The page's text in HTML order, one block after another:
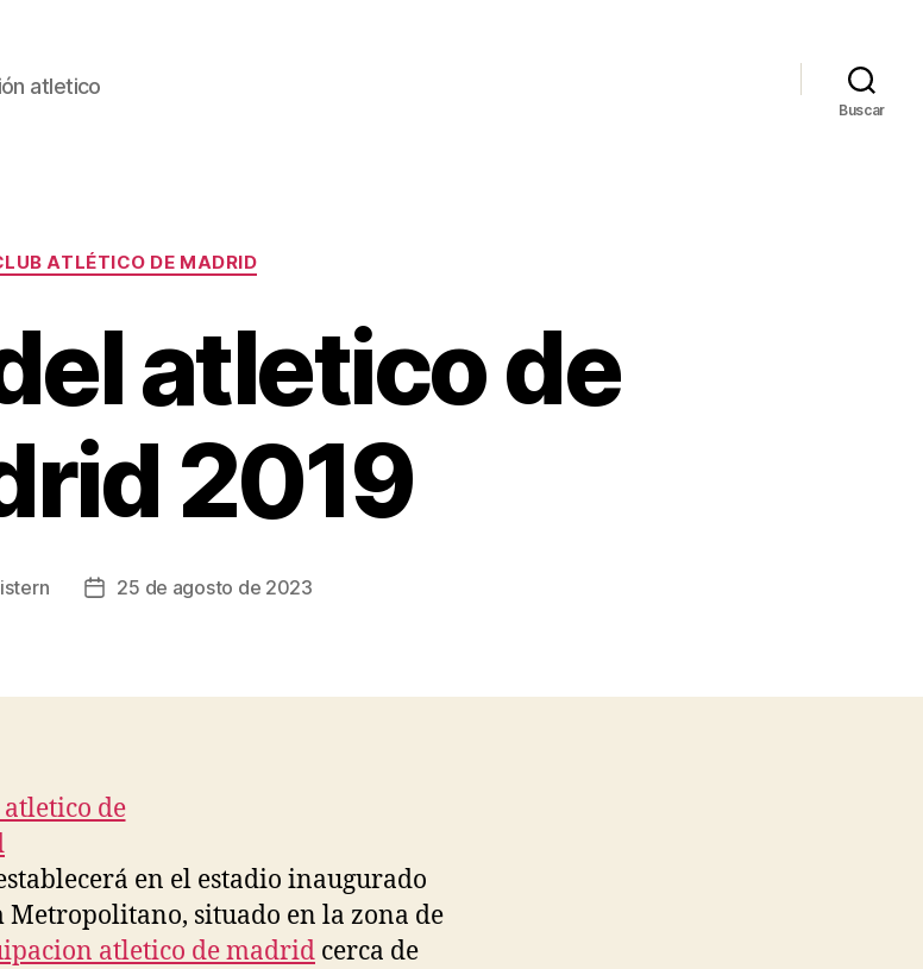
atletico
Buscar
Categorías
ATLÉTICO DE MADRID
atletico de
2019
istern
Fecha25 de agosto de 2023
en el estadio inaugurado
Metropolitano, situado en la zona de
atletico de madrid cerca de